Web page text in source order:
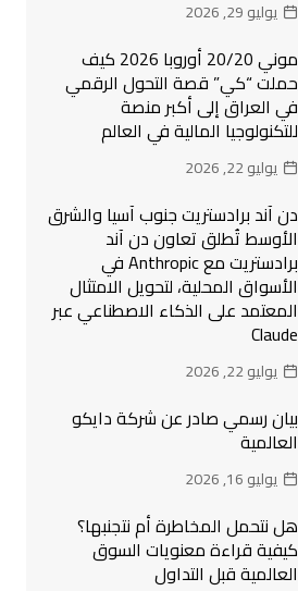
يوليو 29, 2026
موني 20/20 أوروبا 2026 كيف
حملت “كي” قصة التحول الرقمي
في العراق إلى أكبر منصة
للتكنولوجيا المالية في العالم
يوليو 22, 2026
دن آند برادستريت جنوب آسيا والشرق
الأوسط تُطلق تعاون دن آند
برادستريت مع Anthropic في
الأسواق المحلية، لتحويل الامتثال
المعتمد على الذكاء الاصطناعي عبر
Claude
يوليو 22, 2026
بيان رسمي صادر عن شركة دايكو
العالمية
يوليو 16, 2026
هل نتحمل المخاطرة أم نتجنبها؟
كيفية قراءة معنويات السوق
العالمية قبل التداول